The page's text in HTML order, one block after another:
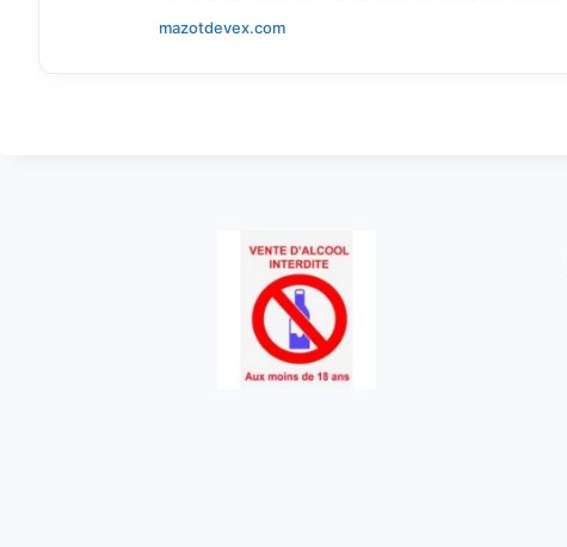
mazotdevex.com